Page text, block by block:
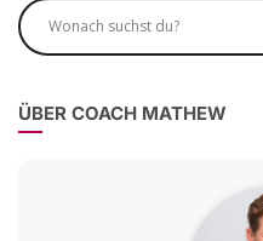
ÜBER COACH MATHEW